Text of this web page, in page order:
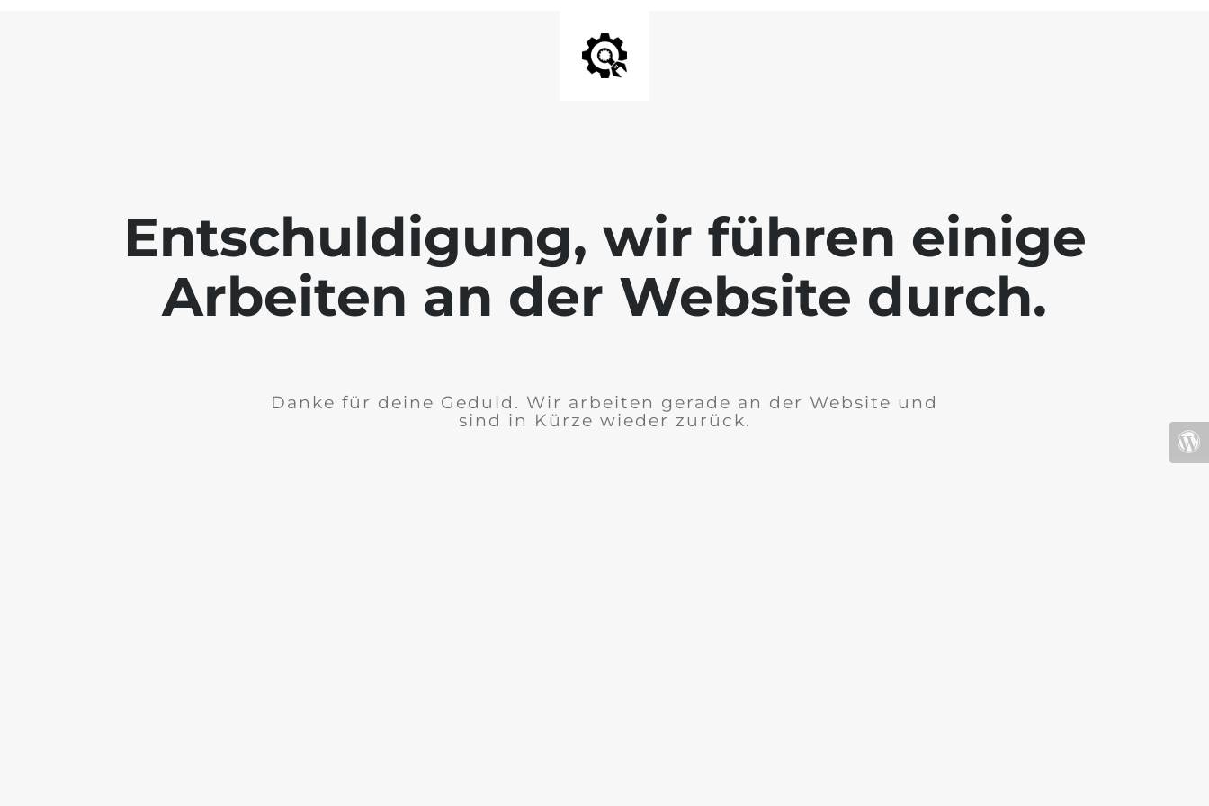
Entschuldigung, wir führen einige
Arbeiten an der Website durch.
Danke für deine Geduld. Wir arbeiten gerade an der Website und
sind in Kürze wieder zurück.